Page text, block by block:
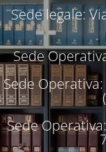
Sede legale:
Sede
Sede Operativa:
Sede